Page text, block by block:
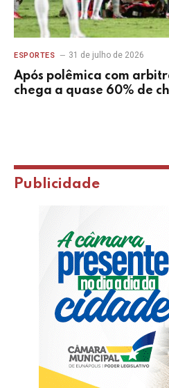
ESPORTES 31 de julho de 2026
Após polêmica com
chega a quase 60% de
Publicidade